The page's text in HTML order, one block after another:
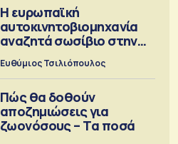
Η ευρωπαϊκή
αυτοκινητοβιομηχανία
αναζητά σωσίβιο στην
Κίνα
Ευθύμιος Τσιλιόπουλος
Πώς θα δοθούν
αποζημιώσεις για
ζωονόσους – Τα ποσά